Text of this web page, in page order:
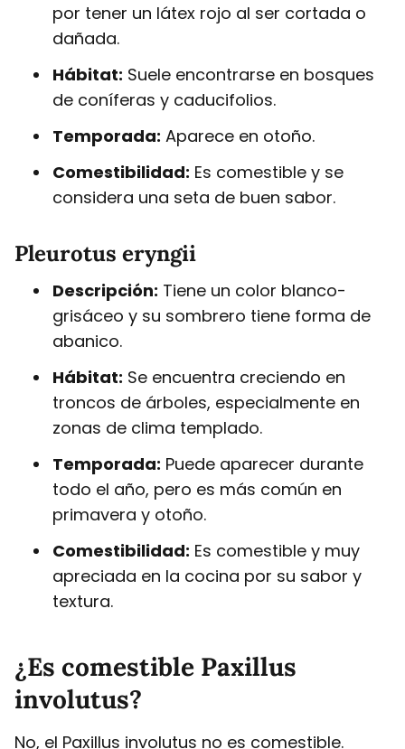
por tener un látex rojo al ser cortada o
dañada.
Hábitat: Suele encontrarse en bosques
de coníferas y caducifolios.
Temporada: Aparece en otoño.
Comestibilidad: Es comestible y se
considera una seta de buen sabor.
Pleurotus eryngii
Descripción: Tiene un color blanco-
grisáceo y su sombrero tiene forma de
abanico.
Hábitat: Se encuentra creciendo en
troncos de árboles, especialmente en
zonas de clima templado.
Temporada: Puede aparecer durante
todo el año, pero es más común en
primavera y otoño.
Comestibilidad: Es comestible y muy
apreciada en la cocina por su sabor y
textura.
¿Es comestible Paxillus
involutus?
No, el Paxillus involutus no es comestible.